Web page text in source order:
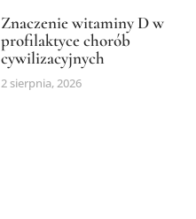
Znaczenie witaminy D w
profilaktyce chorób
cywilizacyjnych
2 sierpnia, 2026